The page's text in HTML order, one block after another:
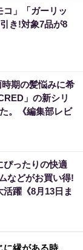
コ」「ガーリッ
き!対象7品が8
期の髪悩みに希
」の新シリ
。《編集部レビ
ぴったりの快適
などがお買い得!
躍《8月13日ま
縁がある時、